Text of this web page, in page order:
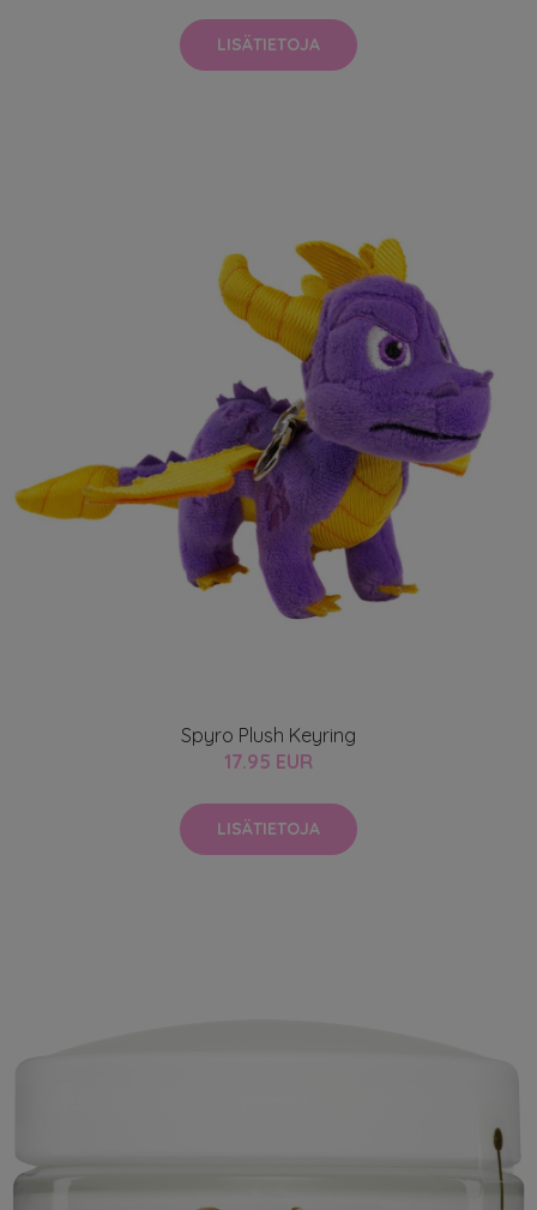
LISÄTIETOJA
Spyro Plush Keyring
17.95 EUR
LISÄTIETOJA